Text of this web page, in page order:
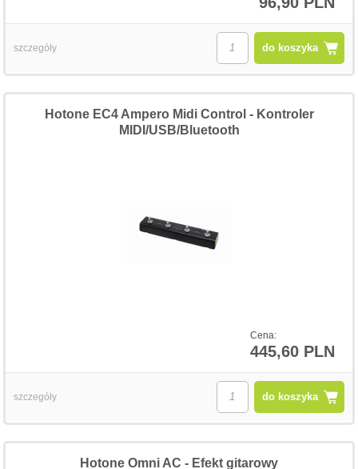
do koszyka
szczegóły
Cena:
445,60 PLN
Hotone EC4 Ampero Midi Control - Kontroler
MIDI/USB/Bluetooth
do koszyka
szczegóły
Hotone Omni AC - Efekt gitarowy